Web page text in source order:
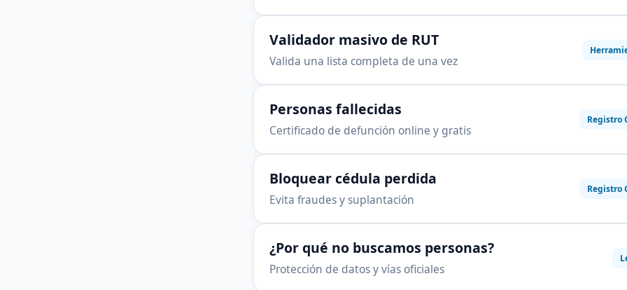
Validador masivo de RUT
Valida una lista completa de una vez
Personas fallecidas
Certificado de defunción online y gratis
Registro
Bloquear cédula perdida
Evita fraudes y suplantación
Registro
¿Por qué no buscamos personas?
Protección de datos y vías oficiales